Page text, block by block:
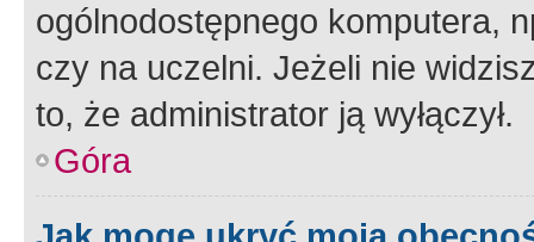
ogólnodostępnego komputera,
czy na uczelni. Jeżeli nie
to, że administrator ją wyłączył.
Góra